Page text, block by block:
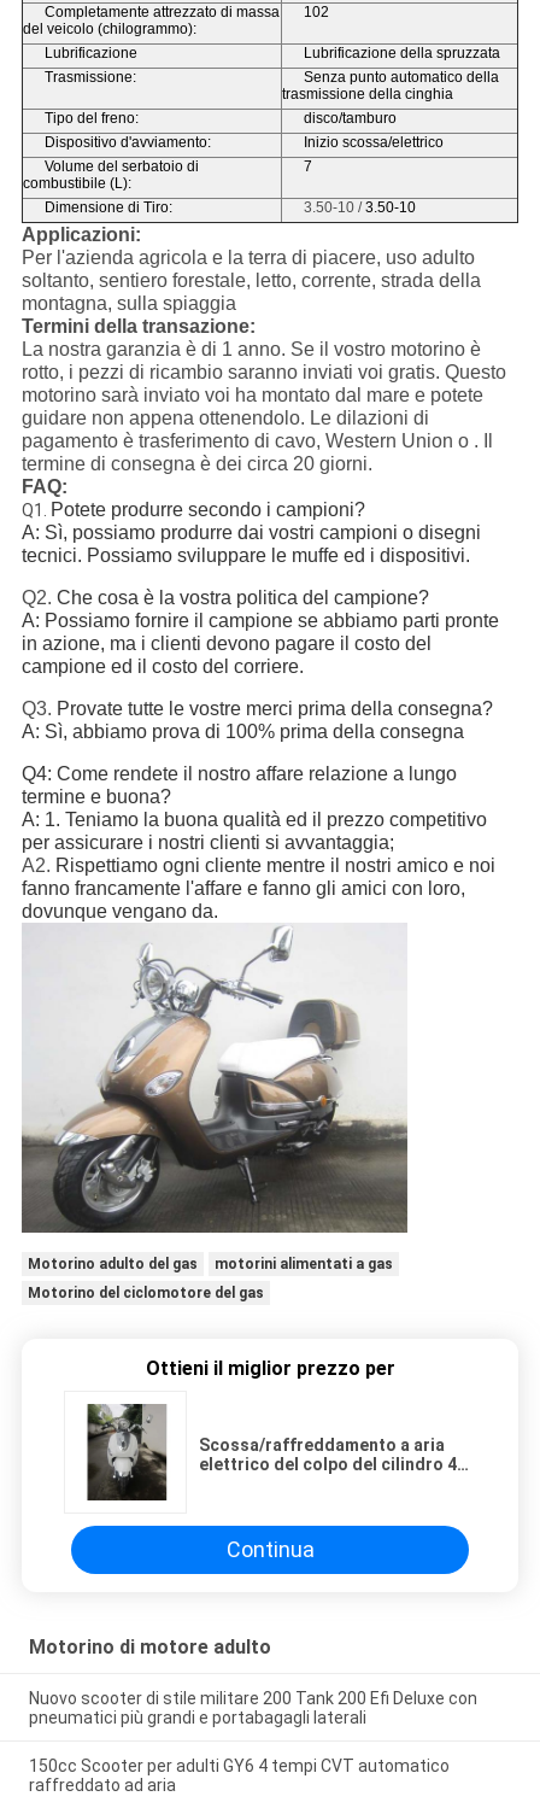
Completamente attrezzato di massa
del veicolo (chilogrammo):
102
Lubrificazione
Lubrificazione della spruzzata
Trasmissione:
Senza punto automatico della
trasmissione della cinghia
Tipo del freno:
disco/tamburo
Dispositivo d'avviamento:
Inizio scossa/elettrico
Volume del serbatoio di
combustibile (L):
7
Dimensione di Tiro: 3.50-10 /3.50-10
Applicazioni:
Per l'azienda agricola e la terra di piacere, uso adulto
soltanto, sentiero forestale, letto, corrente, strada della
montagna, sulla spiaggia
Termini della transazione:
La nostra garanzia è di 1 anno. Se il vostro motorino è
rotto, i pezzi di ricambio saranno inviati voi gratis. Questo
motorino sarà inviato voi ha montato dal mare e potete
guidare non appena ottenendolo. Le dilazioni di
pagamento è trasferimento di cavo, Western Union o . Il
termine di consegna è dei circa 20 giorni.
FAQ:
Q1. Potete produrre secondo i campioni?
A: Sì, possiamo produrre dai vostri campioni o disegni
tecnici. Possiamo sviluppare le muffe ed i dispositivi.
Q2. Che cosa è la vostra politica del campione?
A: Possiamo fornire il campione se abbiamo parti pronte
in azione, ma i clienti devono pagare il costo del
campione ed il costo del corriere.
Q3. Provate tutte le vostre merci prima della consegna?
A: Sì, abbiamo prova di 100% prima della consegna
Q4: Come rendete il nostro affare relazione a lungo
termine e buona?
A: 1. Teniamo la buona qualità ed il prezzo competitivo
per assicurare i nostri clienti si avvantaggia;
A2. Rispettiamo ogni cliente mentre il nostri amico e noi
fanno francamente l'affare e fanno gli amici con loro,
dovunque vengano da.
Motorino adulto del gas
motorini alimentati a gas
Motorino del ciclomotore del gas
Ottieni il miglior prezzo per
Scossa/raffreddamento a aria
elettrico del colpo del cilindro 4
Continua
Motorino di motore adulto
Nuovo scooter di stile militare 200 Tank 200 Efi Deluxe con
pneumatici più grandi e portabagagli laterali
150cc Scooter per adulti GY6 4 tempi CVT automatico
raffreddato ad aria